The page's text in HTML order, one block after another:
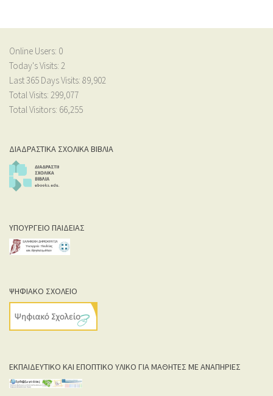
Online Users: 0
Today's Visits: 2
Last 365 Days Visits: 89,902
Total Visits: 299,077
Total Visitors: 66,255
ΔΙΑΔΡΑΣΤΙΚΑ ΣΧΟΛΙΚΑ ΒΙΒΛΙΑ
ΥΠΟΥΡΓΕΙΟ ΠΑΙΔΕΙΑΣ
ΨΗΦΙΑΚΟ ΣΧΟΛΕΙΟ
ΕΚΠΑΙΔΕΥΤΙΚΟ ΚΑΙ ΕΠΟΠΤΙΚΟ ΥΛΙΚΟ ΓΙΑ ΜΑΘΗΤΕΣ ΜΕ ΑΝΑΠΗΡΙΕΣ